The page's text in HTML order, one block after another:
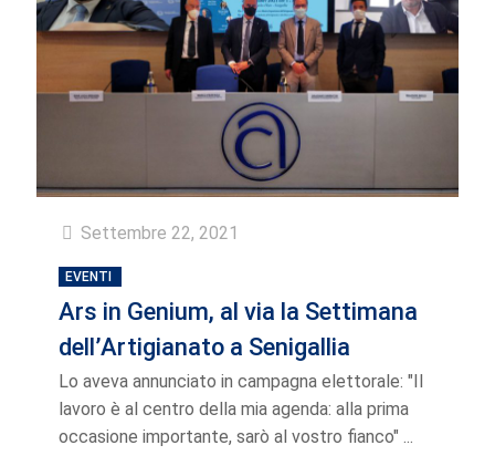
Settembre 22, 2021
EVENTI
Ars in Genium, al via la Settimana
dell’Artigianato a Senigallia
Lo aveva annunciato in campagna elettorale: "Il
lavoro è al centro della mia agenda: alla prima
occasione importante, sarò al vostro fianco" ...